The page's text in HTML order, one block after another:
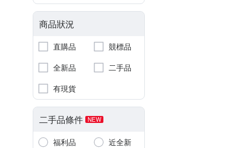
商品狀況
直購品
競標品
全新品
二手品
有現貨
二手品條件 NEW
福利品
近全新